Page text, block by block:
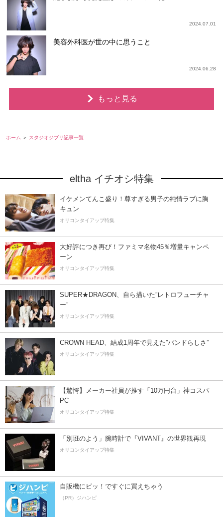
2024.07.01
美容外科医が世の中に思うこと
2024.06.28
もっと見る
ホーム スタジオジブリ記事一覧
eltha イチオシ特集
イケメンてんこ盛り！尊すぎる男子の純情ラブに胸
キュン
オリコンタイアップ特集
大好評につき再び！ファミマ名物45％増量キャンペ
ーン
オリコンタイアップ特集
SUPER★DRAGON、自ら描いた”レトロフューチャ
ー”
オリコンタイアップ特集
CROWN HEAD、結成1周年で見えた”バンドらしさ”
オリコンタイアップ特集
【驚愕】メーカー社員が推す「10万円台」神コスパ
PC
オリコンタイアップ特集
「別班のよう」腕時計で『VIVANT』の世界観再現
オリコンタイアップ特集
自販機にピッ！ですぐに買えちゃう
（PR）ジハンピ